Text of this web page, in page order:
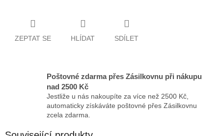
ZEPTAT SE HLÍDAT SDÍLET
Poštovné zdarma přes Zásilkovnu při nákupu
nad 2500 Kč
Jestliže u nás nakoupíte za více než 2500 Kč,
automaticky získáváte poštovné přes Zásilkovnu
zcela zdarma.